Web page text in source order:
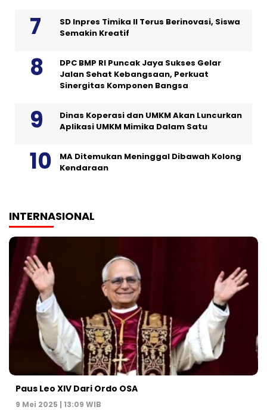
SD Inpres Timika II Terus Berinovasi, Siswa
Semakin Kreatif
DPC BMP RI Puncak Jaya Sukses Gelar
Jalan Sehat Kebangsaan, Perkuat
Sinergitas Komponen Bangsa
Dinas Koperasi dan UMKM Akan Luncurkan
Aplikasi UMKM Mimika Dalam Satu
MA Ditemukan Meninggal Dibawah Kolong
Kendaraan
INTERNASIONAL
Paus Leo XIV Dari Ordo OSA
9 Mei 2025 | 13:09 WIB